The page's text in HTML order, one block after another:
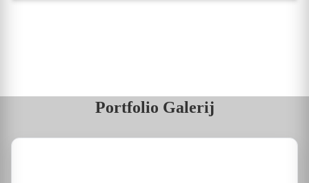
Portfolio Galerij